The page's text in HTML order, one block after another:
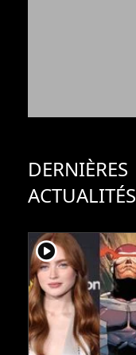
DERNIÈRES
ACTUALITÉS
player2